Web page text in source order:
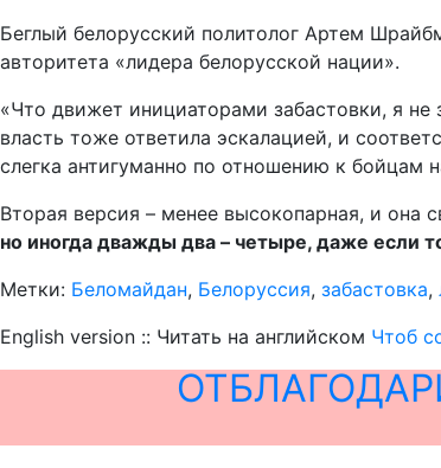
Беглый белорусский политолог Артем
авторитета «лидера белорусской нации».
«Что движет инициаторами забастовки, я
власть тоже ответила эскалацией, и
слегка антигуманно по отношению к
Вторая версия – менее высокопарная, и она
но иногда дважды два – четыре, даже если
Метки: Беломайдан, Белоруссия, забастовка,
English version :: Читать на английском Чтоб